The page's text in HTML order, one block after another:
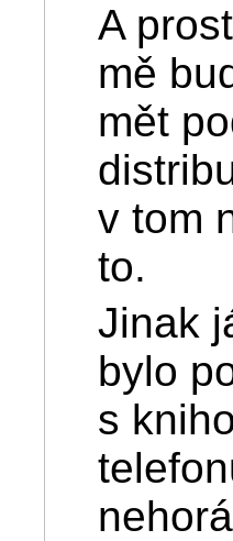
A
mě
mět
v tom
to.
Jinak
bylo
s